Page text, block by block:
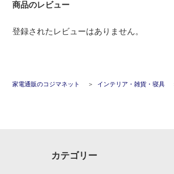
商品のレビュー
登録されたレビューはありません。
家電通販のコジマネット インテリア・雑貨・寝具
カテゴリー